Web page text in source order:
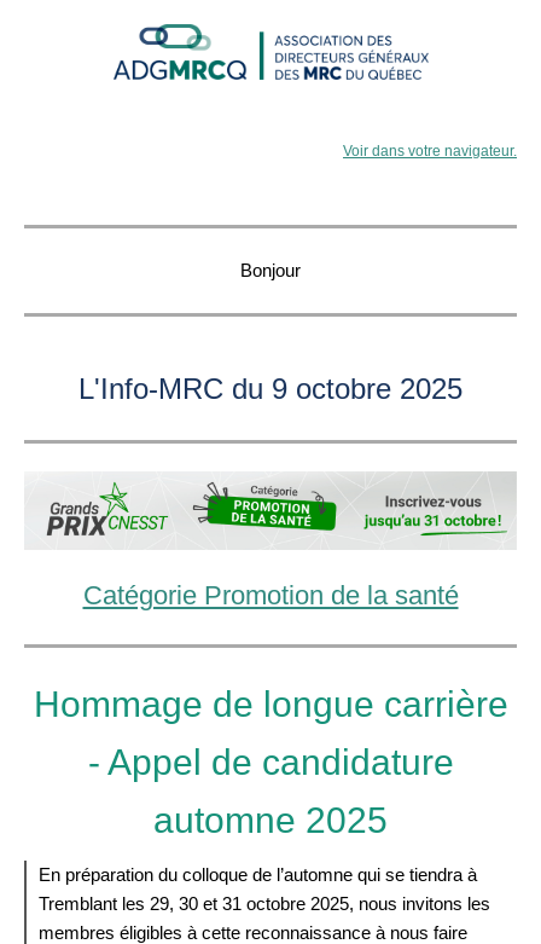
Voir dans votre navigateur.
Bonjour
L'Info-MRC du 9 octobre 2025
Catégorie Promotion de la santé
Hommage de longue carrière
- Appel de candidature
automne 2025
En préparation du colloque de l’automne qui se tiendra à
Tremblant les 29, 30 et 31 octobre 2025, nous invitons les
membres éligibles à cette reconnaissance à nous faire